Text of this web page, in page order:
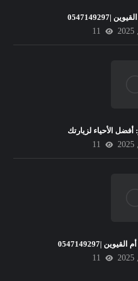
11
الأحياء لزيارتك
11
|0547149297
11